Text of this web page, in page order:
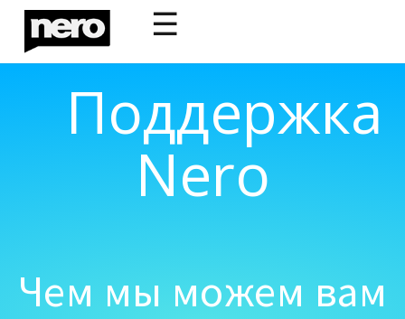
☰
Поддержка
Nero
Чем мы можем вам